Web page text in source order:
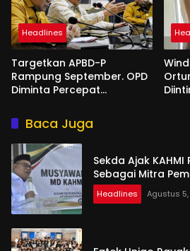
Headlines
Targetkan APBD-P
Rampung September. OPD
Diminta Percepat
Baca Juga
Sekda Ajak
Sebagai Mitra
Headlines Agustus